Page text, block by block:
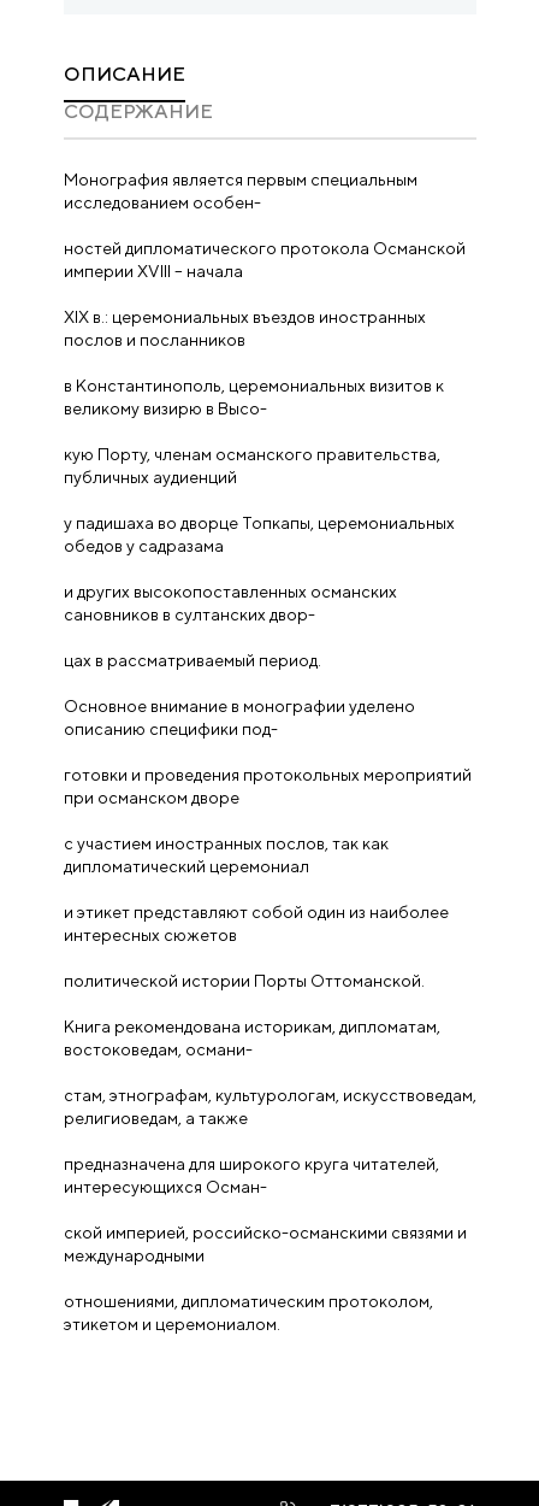
ОПИСАНИЕ
CОДЕРЖАНИЕ
Монография является первым специальным
исследованием особен-
ностей дипломатического протокола Османской
империи XVIII – начала
XIX в.: церемониальных въездов иностранных
послов и посланников
в Константинополь, церемониальных визитов к
великому визирю в Высо-
кую Порту, членам османского правительства,
публичных аудиенций
у падишаха во дворце Топкапы, церемониальных
обедов у садразама
и других высокопоставленных османских
сановников в султанских двор-
цах в рассматриваемый период.
Основное внимание в монографии уделено
описанию специфики под-
готовки и проведения протокольных мероприятий
при османском дворе
с участием иностранных послов, так как
дипломатический церемониал
и этикет представляют собой один из наиболее
интересных сюжетов
политической истории Порты Оттоманской.
Книга рекомендована историкам, дипломатам,
востоковедам, османи-
стам, этнографам, культурологам, искусствоведам,
религиоведам, а также
предназначена для широкого круга читателей,
интересующихся Осман-
ской империей, российско-османскими связями и
международными
отношениями, дипломатическим протоколом,
этикетом и церемониалом.